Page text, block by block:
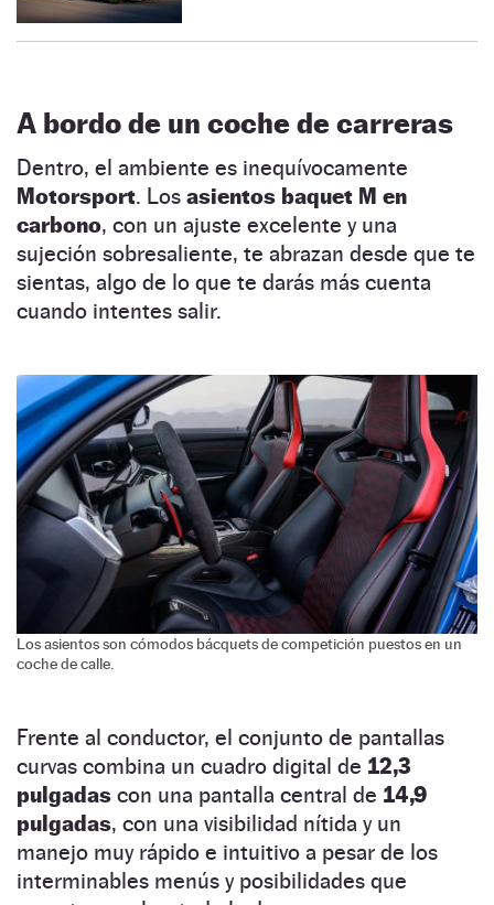
A bordo de un coche de carreras
Dentro, el ambiente es inequívocamente
Motorsport. Los asientos baquet M en
carbono, con un ajuste excelente y una
sujeción sobresaliente, te abrazan desde que te
sientas, algo de lo que te darás más cuenta
cuando intentes salir.
Los asientos son cómodos bácquets de competición puestos en un
coche de calle.
Frente al conductor, el conjunto de pantallas
curvas combina un cuadro digital de 12,3
pulgadas con una pantalla central de 14,9
pulgadas, con una visibilidad nítida y un
manejo muy rápido e intuitivo a pesar de los
interminables menús y posibilidades que